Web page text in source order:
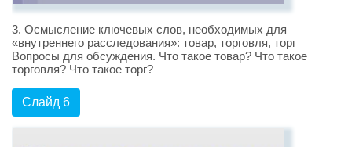
3. Осмысление ключевых слов, необходимых для
«внутреннего расследования»: товар, торговля, торг
Вопросы для обсуждения. Что такое товар? Что такое
торговля? Что такое торг?
Слайд 6